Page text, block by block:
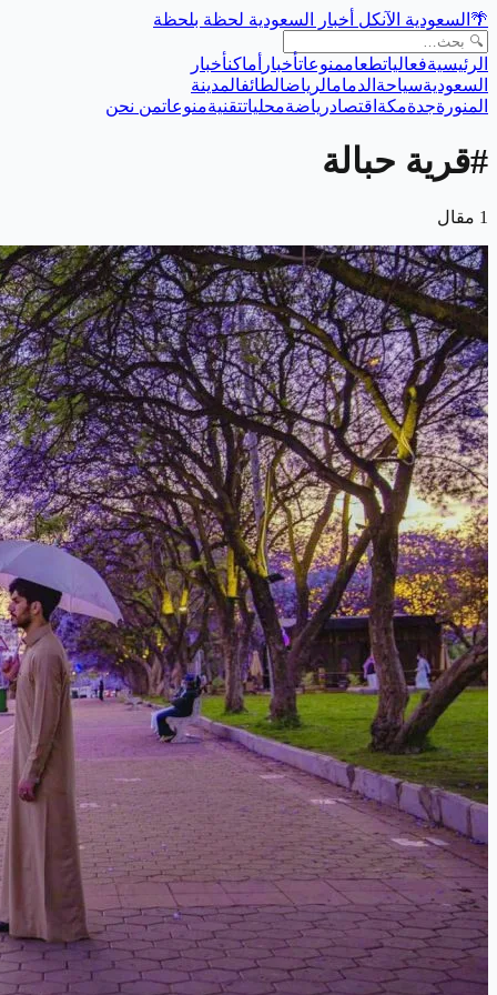
🌴 السعودية الآنكل أخبار السعودية لحظة بلحظة
الرئيسيةفعالياتطعاممنوعاتأخبار أماكنأخبار
السعوديةسياحة الدمامالرياضالطائفالمدينة
المنورةجدةمكة اقتصادرياضةمحلياتتقنيةمنوعاتمن نحن
#قرية حبالة
1 مقال